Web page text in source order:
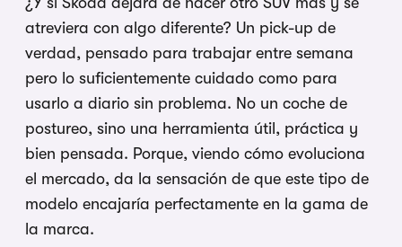
atreviera con algo diferente? Un pick-up de
verdad, pensado para trabajar entre semana
pero lo suficientemente cuidado como para
usarlo a diario sin problema. No un coche de
postureo, sino una herramienta útil, práctica y
bien pensada. Porque, viendo cómo evoluciona
el mercado, da la sensación de que este tipo de
modelo encajaría perfectamente en la gama de
la marca.